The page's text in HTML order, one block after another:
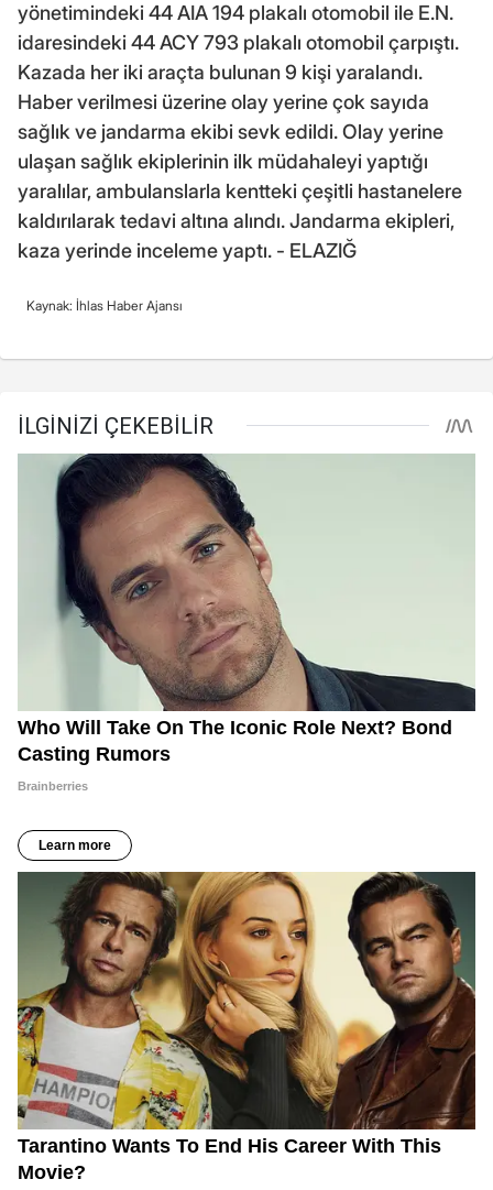
yönetimindeki 44 AIA 194 plakalı otomobil ile E.N.
idaresindeki 44 ACY 793 plakalı otomobil çarpıştı.
Kazada her iki araçta bulunan 9 kişi yaralandı.
Haber verilmesi üzerine olay yerine çok sayıda
sağlık ve jandarma ekibi sevk edildi. Olay yerine
ulaşan sağlık ekiplerinin ilk müdahaleyi yaptığı
yaralılar, ambulanslarla kentteki çeşitli hastanelere
kaldırılarak tedavi altına alındı. Jandarma ekipleri,
kaza yerinde inceleme yaptı. - ELAZIĞ
Kaynak: İhlas Haber Ajansı